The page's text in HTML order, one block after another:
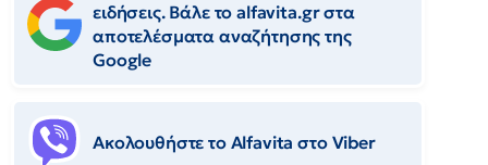
ειδήσεις. Βάλε το alfavita.gr στα
αποτελέσματα αναζήτησης της
Google
Ακολουθήστε το Αlfavita στο Viber